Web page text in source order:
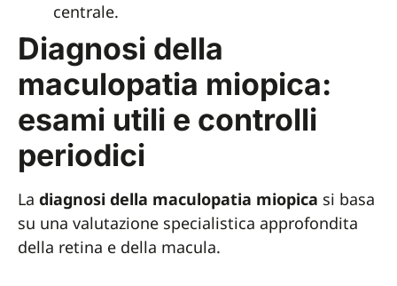
centrale.
Diagnosi della
maculopatia miopica:
esami utili e controlli
periodici
La diagnosi della maculopatia miopica si basa
su una valutazione specialistica approfondita
della retina e della macula.